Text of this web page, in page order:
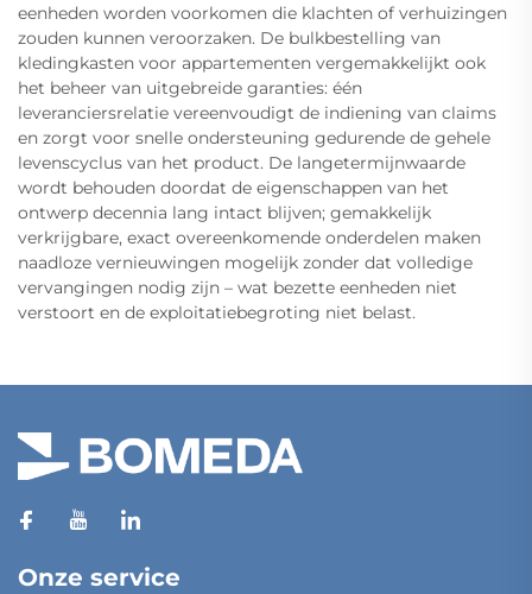
eenheden worden voorkomen die klachten of verhuizingen
zouden kunnen veroorzaken. De bulkbestelling van
kledingkasten voor appartementen vergemakkelijkt ook
het beheer van uitgebreide garanties: één
leveranciersrelatie vereenvoudigt de indiening van claims
en zorgt voor snelle ondersteuning gedurende de gehele
levenscyclus van het product. De langetermijnwaarde
wordt behouden doordat de eigenschappen van het
ontwerp decennia lang intact blijven; gemakkelijk
verkrijgbare, exact overeenkomende onderdelen maken
naadloze vernieuwingen mogelijk zonder dat volledige
vervangingen nodig zijn – wat bezette eenheden niet
verstoort en de exploitatiebegroting niet belast.
Onze service